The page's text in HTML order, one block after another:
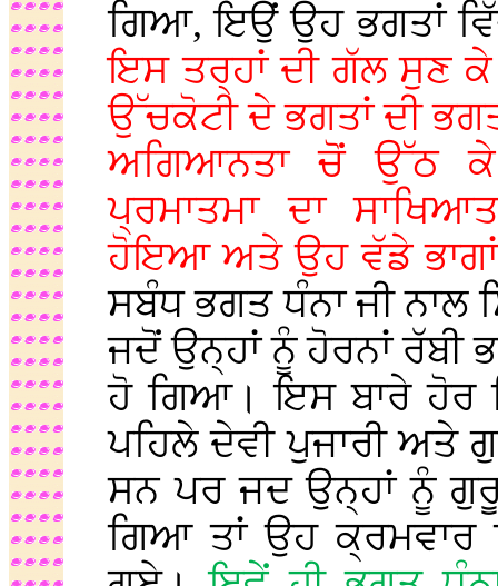
ਗਿਆ, ਇਉਂ ਉਹ ਭਗਤਾਂ
ਇਸ ਤਰ੍ਹਾਂ ਦੀ ਗੱਲ ਸੁਣ
ਉੱਚਕੋਟੀ ਦੇ ਭਗਤਾਂ ਦੀ
ਅਗਿਆਨਤਾ ਚੋਂ ਉੱਠ
ਪ੍ਰਮਾਤਮਾ ਦਾ
ਹੋਇਆ ਅਤੇ ਉਹ ਵੱਡੇ
ਸਬੰਧ ਭਗਤ ਧੰਨਾ ਜੀ ਨਾਲ
ਜਦੋਂ ਉਨ੍ਹਾਂ ਨੂੰ ਹੋਰਨਾਂ ਰੱਬੀ
ਹੋ ਗਿਆ। ਇਸ ਬਾਰੇ ਹੋਰ
ਪਹਿਲੇ ਦੇਵੀ ਪੁਜਾਰੀ ਅਤੇ
ਸਨ ਪਰ ਜਦ ਉਨ੍ਹਾਂ ਨੂੰ
ਗਿਆ ਤਾਂ ਉਹ